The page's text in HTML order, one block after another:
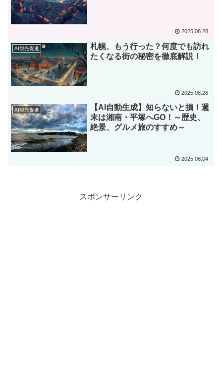
2025.08.28
AI観光促進
札幌、もう行った？何度でも訪れ
たくなる街の秘密を徹底解説！
2025.08.28
AI観光促進
【AI自動生成】知らないと損！週
末は湘南・平塚へGO！～歴史、
絶景、グルメ旅のすすめ～
2025.08.04
スポンサーリンク